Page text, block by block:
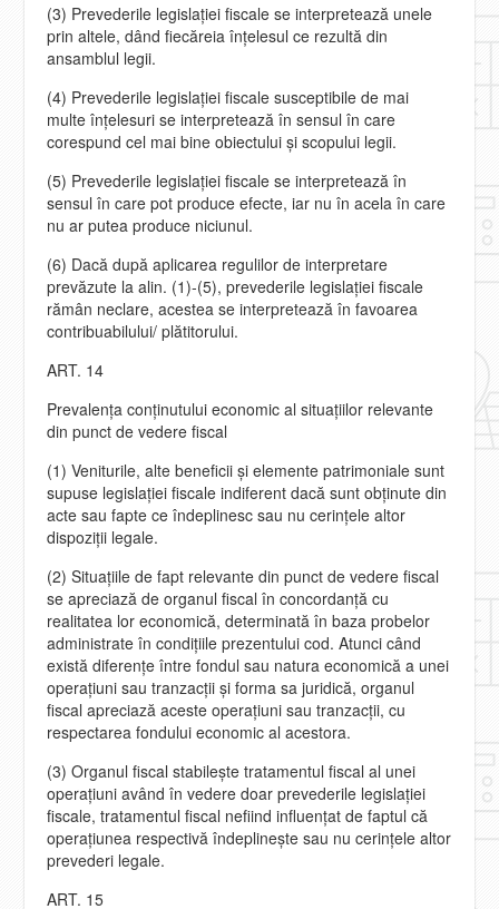
(3) Prevederile legislaţiei fiscale se interpretează unele
prin altele, dând fiecăreia înţelesul ce rezultă din
ansamblul legii.
(4) Prevederile legislaţiei fiscale susceptibile de mai
multe înţelesuri se interpretează în sensul în care
corespund cel mai bine obiectului şi scopului legii.
(5) Prevederile legislaţiei fiscale se interpretează în
sensul în care pot produce efecte, iar nu în acela în care
nu ar putea produce niciunul.
(6) Dacă după aplicarea regulilor de interpretare
prevăzute la alin. (1)-(5), prevederile legislaţiei fiscale
rămân neclare, acestea se interpretează în favoarea
contribuabilului/ plătitorului.
ART. 14
Prevalenţa conţinutului economic al situaţiilor relevante
din punct de vedere fiscal
(1) Veniturile, alte beneficii şi elemente patrimoniale sunt
supuse legislaţiei fiscale indiferent dacă sunt obţinute din
acte sau fapte ce îndeplinesc sau nu cerinţele altor
dispoziţii legale.
(2) Situaţiile de fapt relevante din punct de vedere fiscal
se apreciază de organul fiscal în concordanţă cu
realitatea lor economică, determinată în baza probelor
administrate în condiţiile prezentului cod. Atunci când
există diferenţe între fondul sau natura economică a unei
operaţiuni sau tranzacţii şi forma sa juridică, organul
fiscal apreciază aceste operaţiuni sau tranzacţii, cu
respectarea fondului economic al acestora.
(3) Organul fiscal stabileşte tratamentul fiscal al unei
operaţiuni având în vedere doar prevederile legislaţiei
fiscale, tratamentul fiscal nefiind influenţat de faptul că
operaţiunea respectivă îndeplineşte sau nu cerinţele altor
prevederi legale.
ART. 15